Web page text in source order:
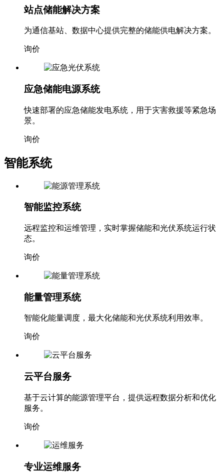
站点储能解决方案
为通信基站、数据中心提供完整的储能供电解决方案。
询价
应急储能电源系统
快速部署的应急储能发电系统，用于灾害救援等紧急场
景。
询价
智能系统
智能监控系统
远程监控和运维管理，实时掌握储能和光伏系统运行状
态。
询价
能量管理系统
智能化能量调度，最大化储能和光伏系统利用效率。
询价
云平台服务
基于云计算的能源管理平台，提供远程数据分析和优化
服务。
询价
专业运维服务